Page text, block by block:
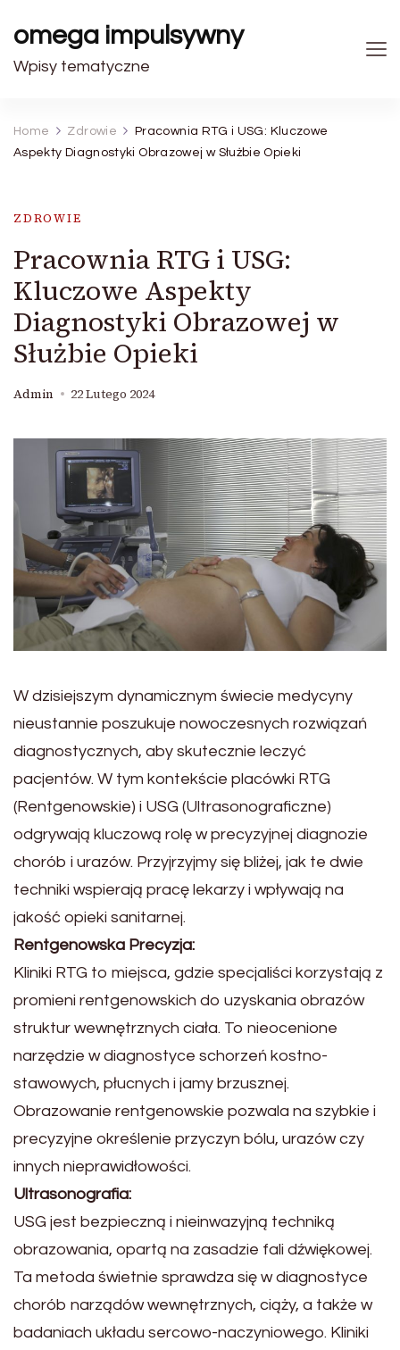
omega impulsywny
Wpisy tematyczne
Home Zdrowie
Pracownia RTG i USG: Kluczowe
Aspekty Diagnostyki Obrazowej w Służbie Opieki
ZDROWIE
Pracownia RTG i USG:
Kluczowe Aspekty
Diagnostyki Obrazowej w
Służbie Opieki
Admin 22 Lutego 2024
W dzisiejszym dynamicznym świecie medycyny
nieustannie poszukuje nowoczesnych rozwiązań
diagnostycznych, aby skutecznie leczyć
pacjentów. W tym kontekście placówki RTG
(Rentgenowskie) i USG (Ultrasonograficzne)
odgrywają kluczową rolę w precyzyjnej diagnozie
chorób i urazów. Przyjrzyjmy się bliżej, jak te dwie
techniki wspierają pracę lekarzy i wpływają na
jakość opieki sanitarnej.
Rentgenowska Precyzja:
Kliniki RTG to miejsca, gdzie specjaliści korzystają z
promieni rentgenowskich do uzyskania obrazów
struktur wewnętrznych ciała. To nieocenione
narzędzie w diagnostyce schorzeń kostno-
stawowych, płucnych i jamy brzusznej.
Obrazowanie rentgenowskie pozwala na szybkie i
precyzyjne określenie przyczyn bólu, urazów czy
innych nieprawidłowości.
Ultrasonografia:
USG jest bezpieczną i nieinwazyjną techniką
obrazowania, opartą na zasadzie fali dźwiękowej.
Ta metoda świetnie sprawdza się w diagnostyce
chorób narządów wewnętrznych, ciąży, a także w
badaniach układu sercowo-naczyniowego. Kliniki